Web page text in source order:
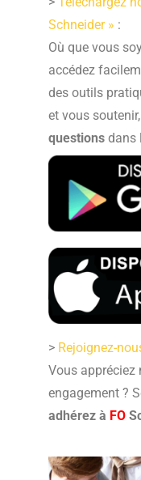
Schneider » :
Où que vous
accédez
des outils
et vous soutenir,
questions dans
> Rejoignez-
Vous appréciez
engagement ?
adhérez à FO